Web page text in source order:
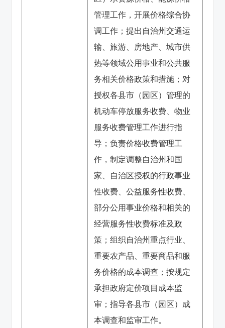
管理工作，开展价格综合协
调工作；提出自治州交通运
输、旅游、房地产、城市供
热等领域公用事业和公共服
务相关价格政策和措施；对
授权各县市（园区）管理的
机动车停放服务收费、物业
服务收费管理工作进行指
导；负责价格收费管理工
作，制定调整自治州和国
家、自治区授权的行政事业
性收费、公益服务性收费、
部分公用事业价格和相关的
经营服务性收费标准及政
策；组织自治州重点行业、
重要农产品、重要商品和服
务价格的成本调查；按规定
承担政府定价项目成本监
审；指导各县市（园区）成
本调查和监审工作。